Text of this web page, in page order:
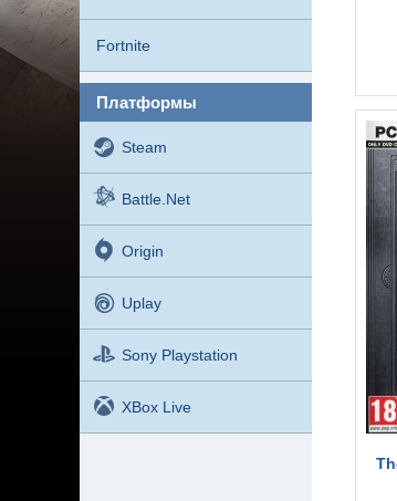
Fortnite
платформы
Steam
Battle.net
Origin
Uplay
Sony Playstation
XBox Live